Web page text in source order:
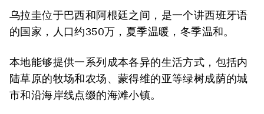
乌拉圭位于巴西和阿根廷之间，是一个讲西班牙语
的国家，人口约350万，夏季温暖，冬季温和。
本地能够提供一系列成本各异的生活方式，包括内
陆草原的牧场和农场、蒙得维的亚等绿树成荫的城
市和沿海岸线点缀的海滩小镇。